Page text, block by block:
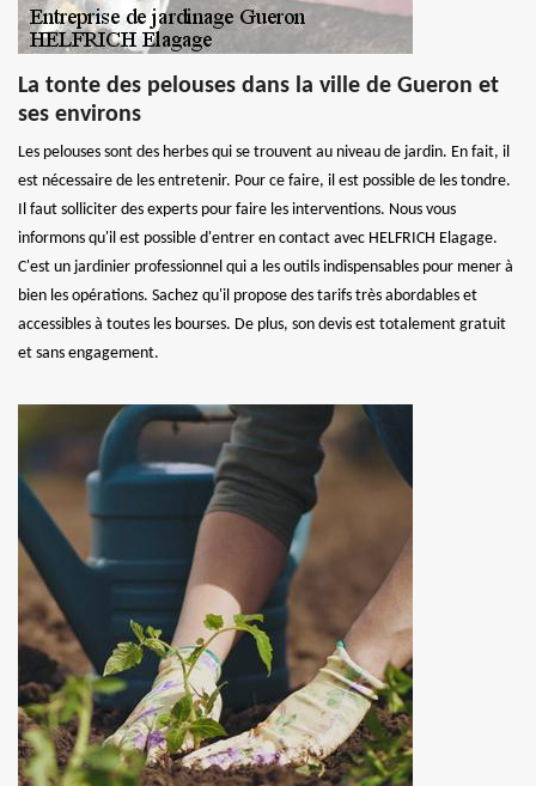
La tonte des pelouses dans la ville de Gueron et
ses environs
Les pelouses sont des herbes qui se trouvent au niveau de jardin. En fait, il
est nécessaire de les entretenir. Pour ce faire, il est possible de les tondre.
Il faut solliciter des experts pour faire les interventions. Nous vous
informons qu'il est possible d'entrer en contact avec HELFRICH Elagage.
C'est un jardinier professionnel qui a les outils indispensables pour mener à
bien les opérations. Sachez qu'il propose des tarifs très abordables et
accessibles à toutes les bourses. De plus, son devis est totalement gratuit
et sans engagement.